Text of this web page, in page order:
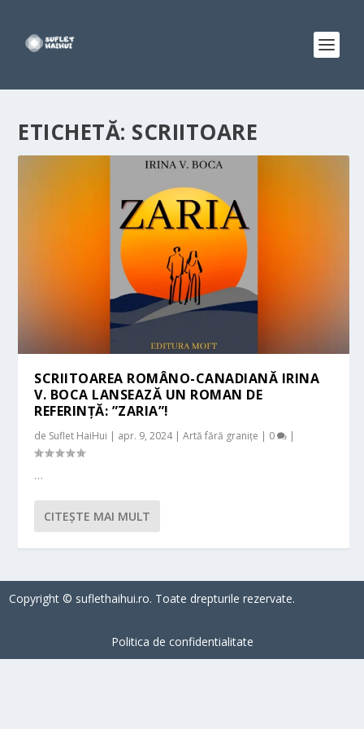
ETICHETĂ: SCRIITOARE
SCRIITOAREA ROMÂNO-CANADIANĂ IRINA
V. BOCA LANSEAZĂ UN ROMAN DE
REFERINȚĂ: ”ZARIA”!
de Suflet HaiHui | apr. 9, 2024|Artă fără granițe | 0 |
…
CITEŞTE MAI MULT
Copyright © suflethaihui.ro. Toate drepturile rezervate.
Politica de confidentialitate